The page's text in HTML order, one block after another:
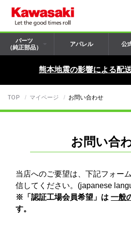
パーツ
（純正部品）
アパレル 公
熊本地震の影響による配
TOP マイページ お問い合わせ
お問い合
当店へのご要望は、下記フォー
信してください。(japanese
※「認証工場会員希望」は一般
す。